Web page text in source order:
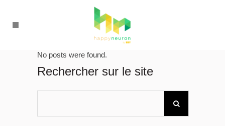
No posts were found.
Rechercher sur le site